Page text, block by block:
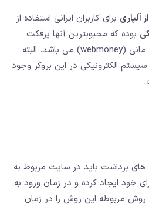
آلپاری برای کاربران ایرانی استفاده از
بوده که محبوبترین آنها پرفکت
مانی (perfect money) و وب مانی (webmoney) می باشد. البته
الکترونیکی در این بروکر وجود
های برداشت باید در سایت مربوط به
خود ایجاد کرده و در زمان ورود به
روش مربوطه این روش را در زمان